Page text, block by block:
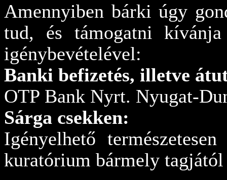
Amennyiben bárki úgy
tud, és támogatni
igénybevételével:
Banki befizetés, illetve
OTP Bank Nyrt. Nyugat-
Sárga csekken:
Igényelhető
kuratórium bármely tagjától